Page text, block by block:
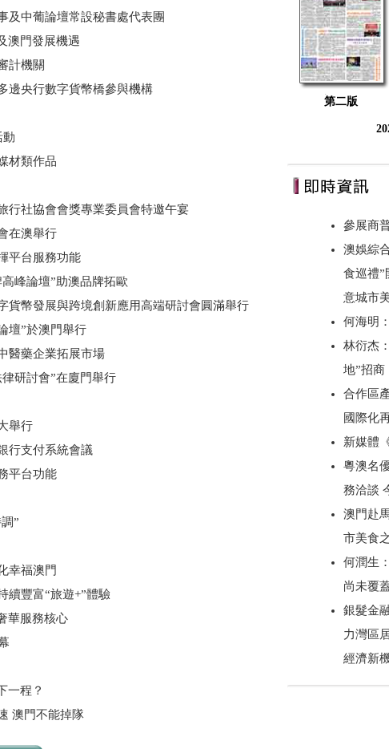
及中葡論壇常設秘書處代表團
澳門發展機遇
計機關
邊央行數字貨幣橋參與機構
動
材類作品
行社協會會獎專業委員會特邀午宴
在澳舉行
平台服務功能
峰論壇”助澳品牌拓歐
貨幣發展與跨境創新應用高端研討會圓滿舉行
壇”於澳門舉行
醫藥企業拓展市場
研討會”在廈門舉行
舉行
行支付系統會議
平台功能
”
幸福澳門
續豐富“旅遊+”體驗
華服務核心
一程？
澳門不能掉隊
第二版
參展商
澳娛綜
食巡禮
意城市
何海明
林衍杰
地”招
合作區
國際化
新媒體
粵澳名
務洽談
澳門赴
市美食
何潤生
尚未覆
銀髮金
力灣區
經濟新